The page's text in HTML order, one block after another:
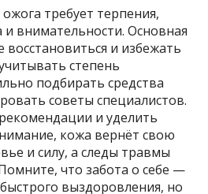
требует терпения,
внимательности. Основная
и избежать
степень
подбирать средства
советы специалистов.
и уделить
кожа вернёт свою
и силу, а следы травмы
что забота о себе —
выздоровления, но